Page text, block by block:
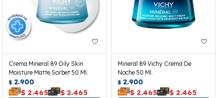
Crema Mineral 89 Oily Skin
Moisture Matte Sorbet 50 Ml.
$ 2.900
$ 2.465 $ 2.465
Mineral 89 Vichy Crema De
Noche 50 Ml.
$ 2.900
$ 2.465 $ 2.465